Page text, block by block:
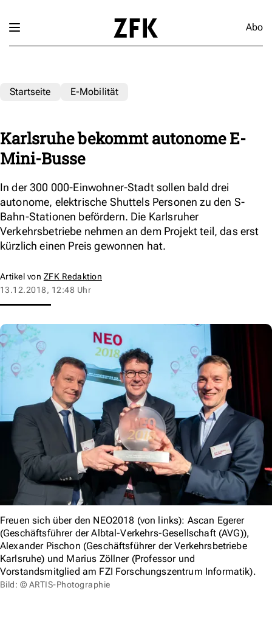
Abo
Startseite E-Mobilität
Karlsruhe bekommt autonome E-
Mini-Busse
In der 300 000-Einwohner-Stadt sollen bald drei
autonome, elektrische Shuttels Personen zu den S-
Bahn-Stationen befördern. Die Karlsruher
Verkehrsbetriebe nehmen an dem Projekt teil, das erst
kürzlich einen Preis gewonnen hat.
Artikel von ZFK Redaktion
13.12.2018, 12:48 Uhr
Freuen sich über den NEO2018 (von links): Ascan Egerer
(Geschäftsführer der Albtal-Verkehrs-Gesellschaft (AVG)),
Alexander Pischon (Geschäftsführer der Verkehrsbetriebe
Karlsruhe) und Marius Zöllner (Professor und
Vorstandsmitglied am FZI Forschungszentrum Informatik).
Bild: © ARTIS-Photographie